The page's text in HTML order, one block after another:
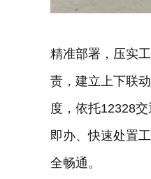
精准部署，压实
责，建立上下联
度，依托12328
即办、快速处置
全畅通。